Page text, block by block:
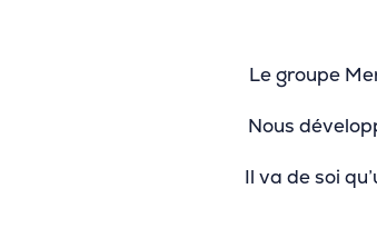
Le groupe
Nous
Il va de soi